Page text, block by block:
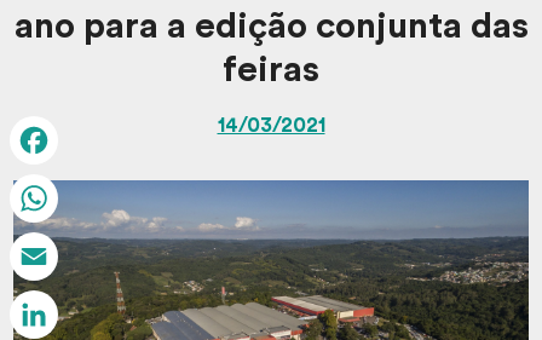
ano para a edição conjunta das
feiras
14/03/2021
Facebook
WhatsApp
Email